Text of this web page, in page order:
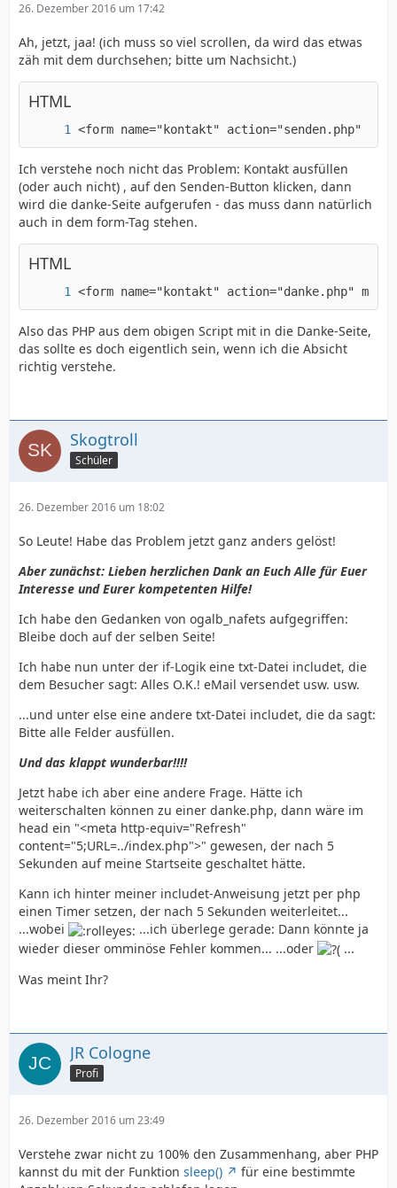
26. Dezember 2016 um 17:42
Ah, jetzt, jaa! (ich muss so viel scrollen, da wird das etwas
zäh mit dem durchsehen; bitte um Nachsicht.)
HTML
<form name="kontakt" action="senden.php"
Ich verstehe noch nicht das Problem: Kontakt ausfüllen
(oder auch nicht) , auf den Senden-Button klicken, dann
wird die danke-Seite aufgerufen - das muss dann natürlich
auch in dem form-Tag stehen.
HTML
<form name="kontakt" action="danke.php"
Also das PHP aus dem obigen Script mit in die Danke-Seite,
das sollte es doch eigentlich sein, wenn ich die Absicht
richtig verstehe.
Skogtroll
Schüler
26. Dezember 2016 um 18:02
So Leute! Habe das Problem jetzt ganz anders gelöst!
Aber zunächst: Lieben herzlichen Dank an Euch Alle für Euer
Interesse und Eurer kompetenten Hilfe!
Ich habe den Gedanken von ogalb_nafets aufgegriffen:
Bleibe doch auf der selben Seite!
Ich habe nun unter der if-Logik eine txt-Datei includet, die
dem Besucher sagt: Alles O.K.! eMail versendet usw. usw.
...und unter else eine andere txt-Datei includet, die da sagt:
Bitte alle Felder ausfüllen.
Und das klappt wunderbar!!!!
Jetzt habe ich aber eine andere Frage. Hätte ich
weiterschalten können zu einer danke.php, dann wäre im
head ein "<meta http-equiv="Refresh"
content="5;URL=../index.php">" gewesen, der nach 5
Sekunden auf meine Startseite geschaltet hätte.
Kann ich hinter meiner includet-Anweisung jetzt per php
einen Timer setzen, der nach 5 Sekunden weiterleitet...
...wobei
...ich überlege gerade: Dann könnte ja
wieder dieser omminöse Fehler kommen... ...oder
...
Was meint Ihr?
JR Cologne
Profi
26. Dezember 2016 um 23:49
Verstehe zwar nicht zu 100% den Zusammenhang, aber PHP
kannst du mit der Funktion sleep()
für eine bestimmte